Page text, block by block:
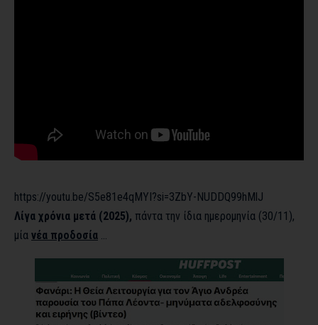
https://youtu.be/S5e81e4qMYI?si=3ZbY-NUDDQ99hMlJ
Λίγα χρόνια μετά (2025), πάντα την ίδια ημερομηνία (30/11),
μία νέα προδοσία …